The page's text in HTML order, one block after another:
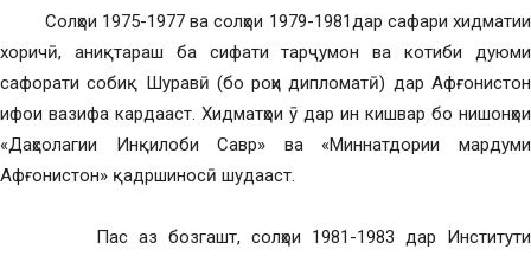
Солҳои 1975-1977 ва солҳои 1979-1981дар сафари хидматии
хоричӣ, аниқтараш ба сифати тарҷумон ва котиби дуюми
сафорати собиқ Шуравӣ (бо роҳи дипломатӣ) дар Афғонистон
ифои вазифа кардааст. Хидматҳои ӯ дар ин кишвар бо нишонҳои
«Даҳсолагии Инқилоби Савр» ва «Миннатдории мардуми
Афғонистон» қадршиносӣ шудааст.
Пас аз бозгашт, солҳои 1981-1983 дар Институти